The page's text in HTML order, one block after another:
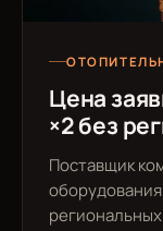
Цена
×2 без
Поставщик